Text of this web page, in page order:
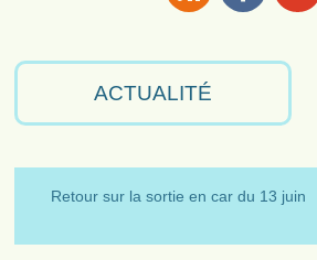
ACTUALITÉ
Retour sur la sortie en car du 13 juin